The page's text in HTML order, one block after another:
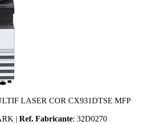
LASER COR CX931DTSE MFP
| Ref. Fabricante: 32D0270